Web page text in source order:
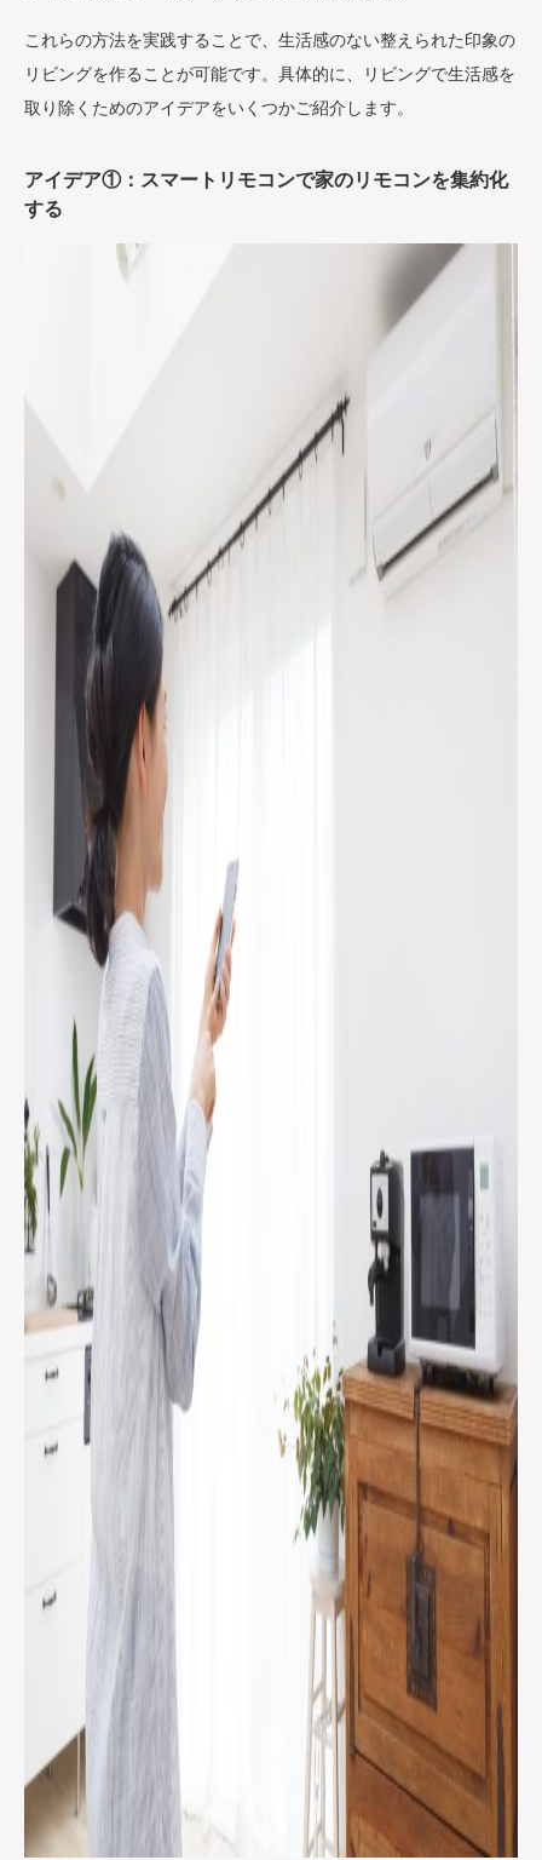
これらの方法を実践することで、生活感のない整えられた印象の
リビングを作ることが可能です。具体的に、リビングで生活感を
取り除くためのアイデアをいくつかご紹介します。
アイデア①：スマートリモコンで家のリモコンを集約化
する